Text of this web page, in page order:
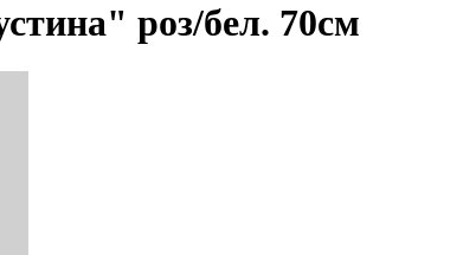
роз/бел. 70см